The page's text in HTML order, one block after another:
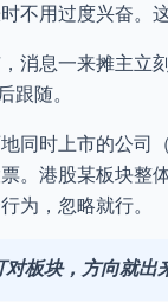
用过度兴奋。
消息一来摊主
跟随。
同时上市的公
。港股某板块
为，忽略就行。
板块，方向就出